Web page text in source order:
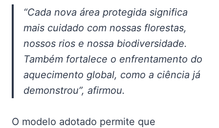
“Cada nova área protegida significa
mais cuidado com nossas florestas,
nossos rios e nossa biodiversidade.
Também fortalece o enfrentamento do
aquecimento global, como a ciência já
demonstrou”, afirmou.
O modelo adotado permite que